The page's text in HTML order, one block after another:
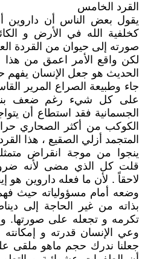
القرد الخامس
يقول بعض الناس أن داروين
كخلفية الله في الأرض و
صورته إلى حيوان من القردة
لكن واقع الأمر اعمق من هذا
الحديث هو جعل الإنسان
جاء وطبيعة الصراع المرير
على كل شيء رغم ضعف بنيته
الجسمانية فقد استطاع أن
الكوكب من أكثر الصحاري
المتجمد أزلي الصقيع ، هذا
ينجوا من موجة انقراض
قلت كل الذي مضى لأنه
لاحقاً . لأن ما فعله داروين هو
وضعه أمام مسؤولياته حيث
بذاته من غير الحاجة إلى
تكرمه و تجعله على صورتها. و
وعي الإنسان قدرته و إمكانته
جعلنا ندرك حجم ماهو ملقى